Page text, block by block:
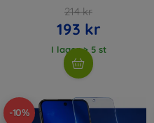
214 kr
193 kr
I lager > 5 st
-10%